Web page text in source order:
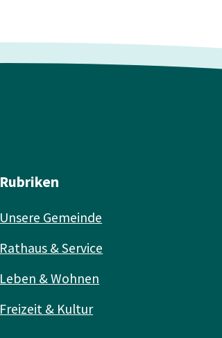
Rubriken
Unsere Gemeinde
Rathaus & Service
Leben & Wohnen
Freizeit & Kultur